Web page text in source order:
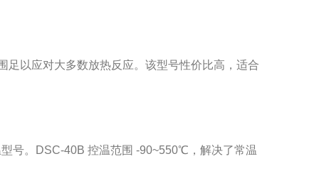
以应对大多数放热反应。该型号性价比高，适合
号。DSC-40B 控温范围 -90~550℃，解决了常温